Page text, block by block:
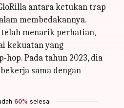
antara ketukan trap
membedakannya.
menarik perhatian,
kekuatan yang
hop. Pada tahun 2023, dia
bekerja sama dengan
60% selesai